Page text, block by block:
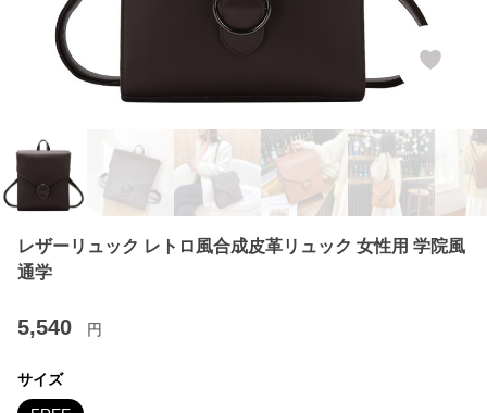
レザーリュック レトロ風合成皮革リュック 女性用 学院風
通学
5,540 円
サイズ